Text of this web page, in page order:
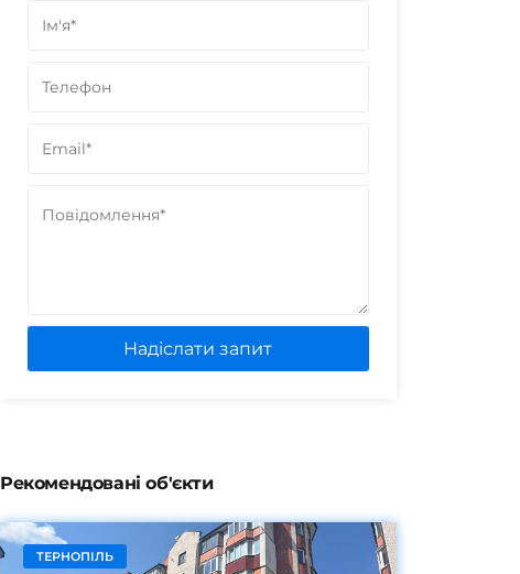
Надіслати запит
Рекомендовані об'єкти
ТЕРНОПІЛЬ